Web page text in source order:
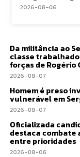
2026-08-06
Da militância ao
classe
forças de Rogério
2026-08-07
Homem é preso
vulnerável em
2026-08-07
Oficializada
destaca combate
entre prioridades
2026-08-06